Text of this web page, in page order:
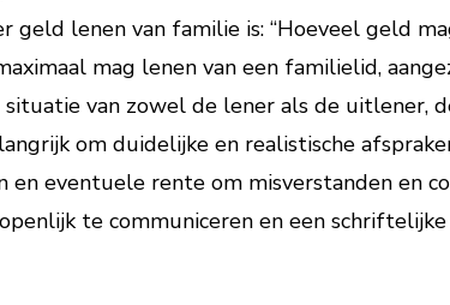
geld lenen van familie is: “Hoeveel geld
mag lenen van een familielid,
van zowel de lener als de uitlener,
om duidelijke en realistische
eventuele rente om misverstanden en
te communiceren en een